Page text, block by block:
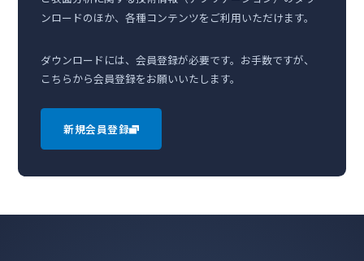
ンロードのほか、各種コンテンツをご利用いただけます。
ダウンロードには、会員登録が必要です。お手数ですが、
こちらから会員登録をお願いいたします。
新規会員登録